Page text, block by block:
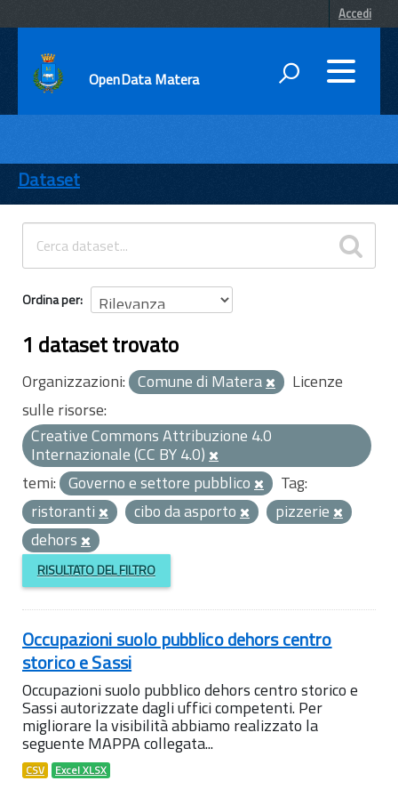
Accedi
OpenData Matera
ENTI
TEMI
INFORMAZIONI
Dataset
Ordina per
1 dataset trovato
Organizzazioni: Comune di Matera
Licenze
sulle risorse:
Creative Commons Attribuzione 4.0
Internazionale (CC BY 4.0)
temi: Governo e settore pubblico
Tag:
ristoranti
cibo da asporto
pizzerie
dehors
RISULTATO DEL FILTRO
Occupazioni suolo pubblico dehors centro
storico e Sassi
Occupazioni suolo pubblico dehors centro storico e
Sassi autorizzate dagli uffici competenti. Per
migliorare la visibilità abbiamo realizzato la
seguente MAPPA collegata...
CSV Excel XLSX